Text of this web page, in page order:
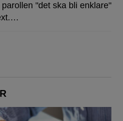
"det ska bli enklare"